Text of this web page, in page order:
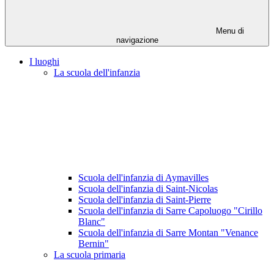
Menu di
navigazione
I luoghi
La scuola dell'infanzia
Scuola dell'infanzia di Aymavilles
Scuola dell'infanzia di Saint-Nicolas
Scuola dell'infanzia di Saint-Pierre
Scuola dell'infanzia di Sarre Capoluogo "Cirillo
Blanc"
Scuola dell'infanzia di Sarre Montan "Venance
Bernin"
La scuola primaria